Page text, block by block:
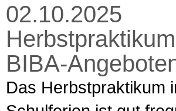
02.10.2025
BIBA-
Das Herbstpraktikum